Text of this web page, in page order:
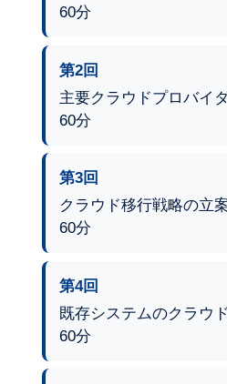
60分
第2回
主要クラウドプロバイ
60分
第3回
クラウド移行戦略の立
60分
第4回
既存システムのクラウ
60分